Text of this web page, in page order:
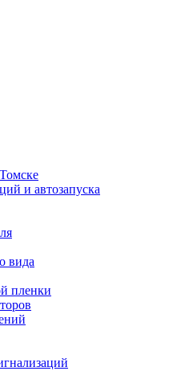
и автозапуска
вида
пленки